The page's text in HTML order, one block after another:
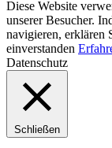
Diese Website
unserer Besucher.
navigieren, erklären
einverstanden
Datenschutz
Schließen